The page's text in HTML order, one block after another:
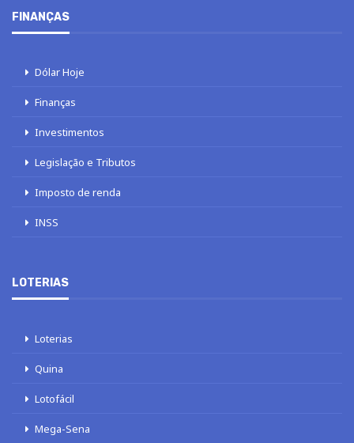
FINANÇAS
Dólar Hoje
Finanças
Investimentos
Legislação e Tributos
Imposto de renda
INSS
LOTERIAS
Loterias
Quina
Lotofácil
Mega-Sena